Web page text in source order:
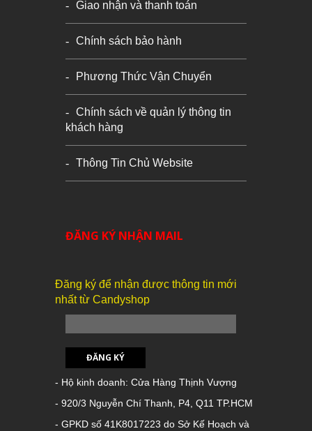
Giao nhận và thanh toán
Chính sách bảo hành
Phương Thức Vận Chuyển
Chính sách về quản lý thông tin
khách hàng
Thông Tin Chủ Website
ĐĂNG KÝ NHẬN MAIL
Đăng ký để nhận được thông tin mới
nhất từ Candyshop
ĐĂNG KÝ
- Hộ kinh doanh: Cửa Hàng Thịnh Vượng
- 920/3 Nguyễn Chí Thanh, P4, Q11 TP.HCM
- GPKD số 41K8017223 do Sở Kế Hoạch và